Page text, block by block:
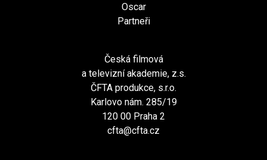
Oscar
Partneři
Česká filmová
a televizní akademie, z.s.
ČFTA produkce, s.r.o.
Karlovo nám. 285/19
120 00 Praha 2
cfta@cfta.cz